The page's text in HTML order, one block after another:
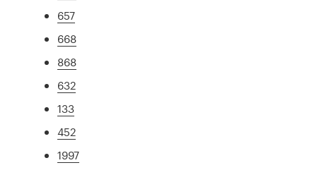
657
668
868
632
133
452
1997